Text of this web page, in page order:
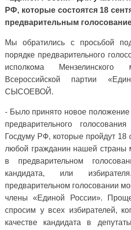
РФ, которые состоятся 18
предварительным
Мы обратились с просьбой
порядке предварительного
исполкома Мензелинского
Всероссийской партии
СЫСОЕВОЙ.
- Было принято новое
предварительного
Госдуму РФ, которые пройдут 18
любой гражданин нашей страны
в предварительном
кандидата, или
предварительном голосовании
члены «Единой России».
спросим у всех избира­телей,
качестве кандидата в